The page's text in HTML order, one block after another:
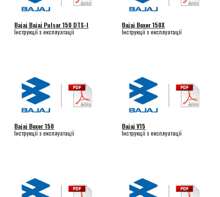
Bajaj Bajaj Pulsar 150 DTS-I
Інструкції з експлуатації
Bajaj Boxer 150X
Інструкції з експлуатації
Bajaj Boxer 150
Інструкції з експлуатації
Bajaj V15
Інструкції з експлуатації